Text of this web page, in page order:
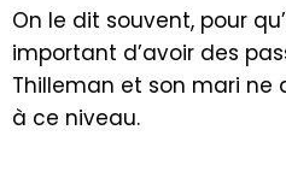
On le dit souvent, pour
important d’avoir des
Thilleman et son mari ne
à ce niveau.